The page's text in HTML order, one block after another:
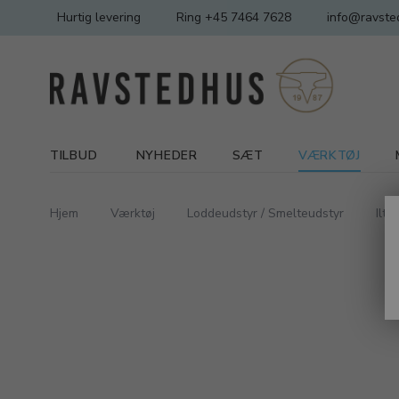
Hurtig levering Ring +45 7464 7628
TILBUD NYHEDER SÆT VÆRKTØJ
Hjem Værktøj Loddeudstyr / Smelteudstyr Ilt /